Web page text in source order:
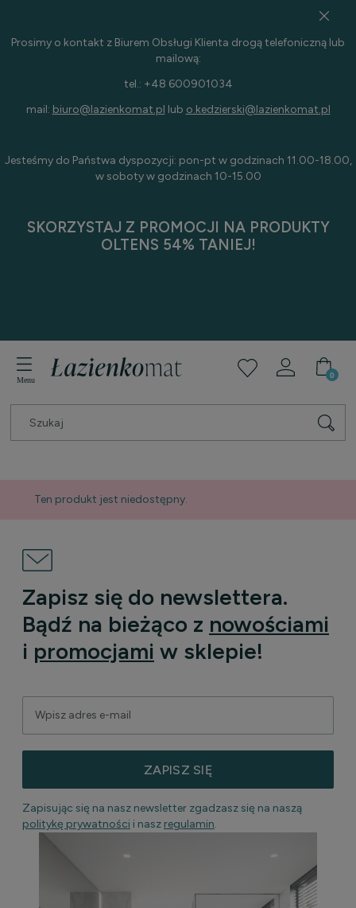
Prosimy o kontakt z Biurem Obsługi Klienta drogą telefoniczną lub
mailową:
tel.: +48 600901034
mail: biuro@lazienkomat.pl lub o.kedzierski@lazienkomat.pl
Jesteśmy do Państwa dyspozycji: pon-pt w godzinach 11.00-18.00,
w soboty w godzinach 10-15.00
SKORZYSTAJ Z PROMOCJI NA PRODUKTY
OLTENS 54% TANIEJ!
Ten produkt jest niedostępny.
Zapisz się do newslettera.
Bądź na bieżąco z nowościami
i promocjami w sklepie!
ZAPISZ SIĘ
Zapisując się na nasz newsletter zgadzasz się na naszą
politykę prywatności i nasz regulamin.